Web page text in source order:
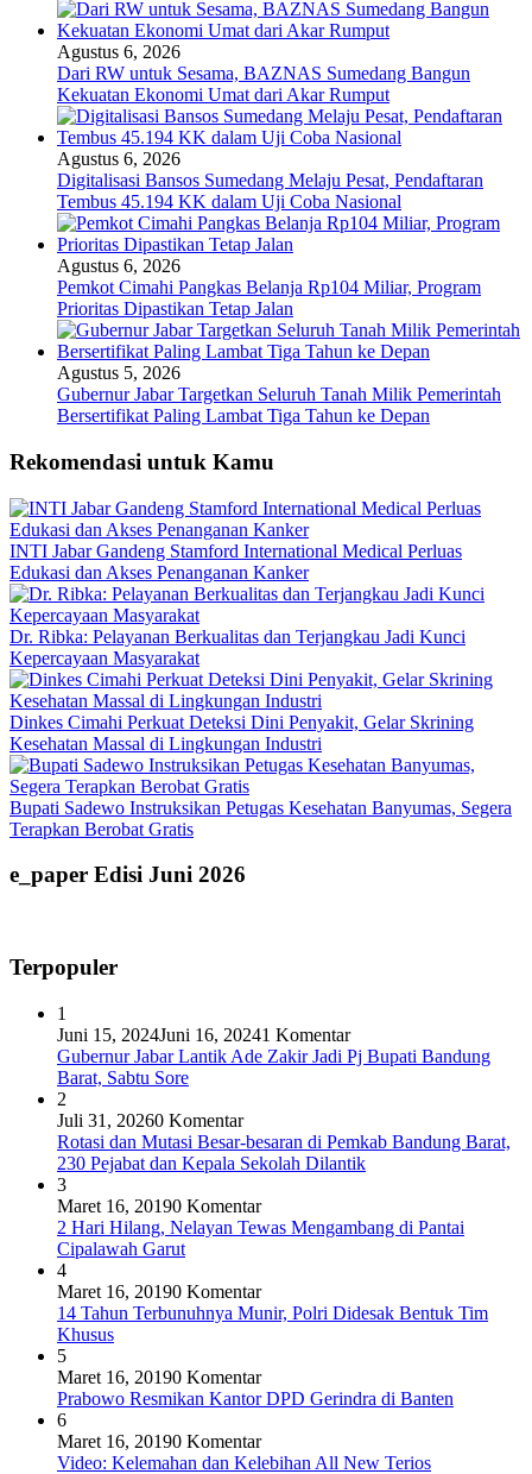
Agustus 6, 2026
Dari RW untuk Sesama, BAZNAS Sumedang Bangun
Kekuatan Ekonomi Umat dari Akar Rumput
Agustus 6, 2026
Digitalisasi Bansos Sumedang Melaju Pesat, Pendaftaran
Tembus 45.194 KK dalam Uji Coba Nasional
Agustus 6, 2026
Pemkot Cimahi Pangkas Belanja Rp104 Miliar, Program
Prioritas Dipastikan Tetap Jalan
Agustus 5, 2026
Gubernur Jabar Targetkan Seluruh Tanah Milik Pemerintah
Bersertifikat Paling Lambat Tiga Tahun ke Depan
Rekomendasi untuk Kamu
INTI Jabar Gandeng Stamford International Medical Perluas
Edukasi dan Akses Penanganan Kanker
Dr. Ribka: Pelayanan Berkualitas dan Terjangkau Jadi Kunci
Kepercayaan Masyarakat
Dinkes Cimahi Perkuat Deteksi Dini Penyakit, Gelar Skrining
Kesehatan Massal di Lingkungan Industri
Bupati Sadewo Instruksikan Petugas Kesehatan Banyumas, Segera
Terapkan Berobat Gratis
e_paper Edisi Juni 2026
Terpopuler
1
Juni 15, 2024Juni 16, 20241 Komentar
Gubernur Jabar Lantik Ade Zakir Jadi Pj Bupati Bandung
Barat, Sabtu Sore
2
Juli 31, 20260 Komentar
Rotasi dan Mutasi Besar-besaran di Pemkab Bandung Barat,
230 Pejabat dan Kepala Sekolah Dilantik
3
Maret 16, 20190 Komentar
2 Hari Hilang, Nelayan Tewas Mengambang di Pantai
Cipalawah Garut
4
Maret 16, 20190 Komentar
14 Tahun Terbunuhnya Munir, Polri Didesak Bentuk Tim
Khusus
5
Maret 16, 20190 Komentar
Prabowo Resmikan Kantor DPD Gerindra di Banten
6
Maret 16, 20190 Komentar
Video: Kelemahan dan Kelebihan All New Terios